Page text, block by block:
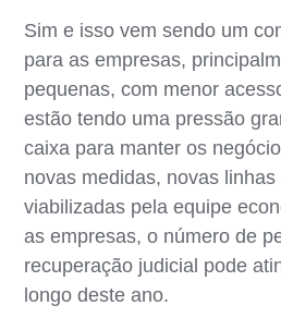
Sim e isso vem sendo um
para as empresas,
pequenas, com menor
estão tendo uma pressão
caixa para manter os
novas medidas, novas
viabilizadas pela equipe
as empresas, o número de
recuperação judicial pode
longo deste ano.